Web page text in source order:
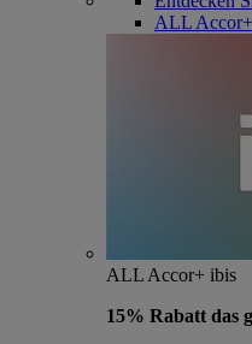
ALL
ALL Accor+ ibis
15% Rabatt das